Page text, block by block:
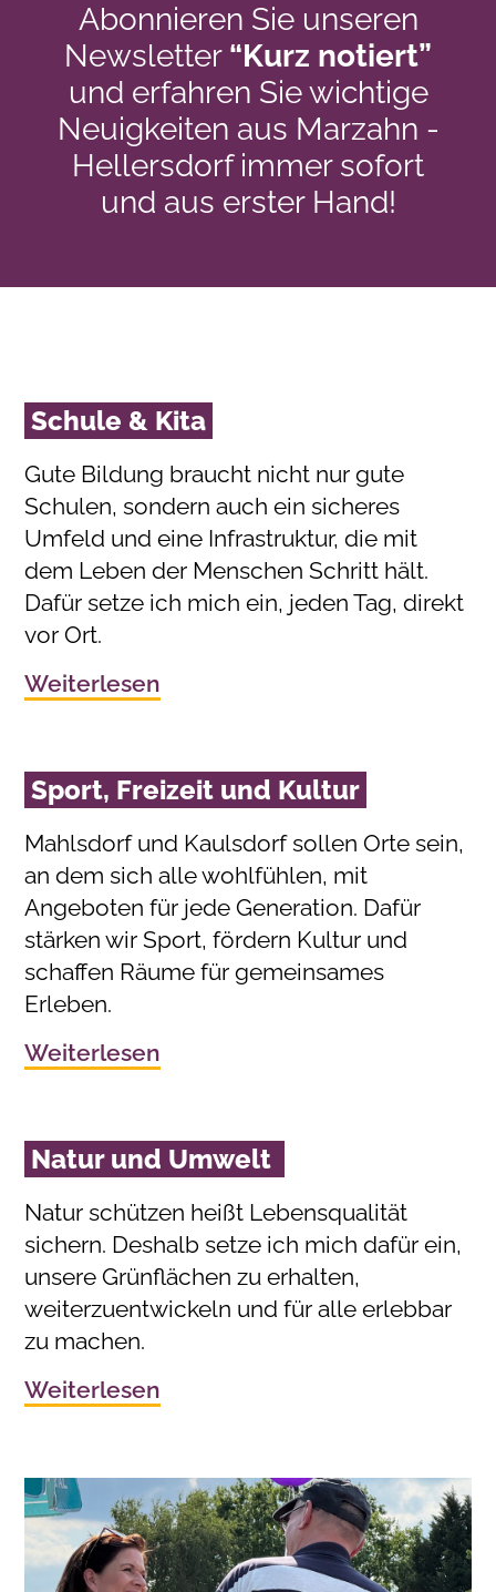
Abonnieren Sie unseren
Newsletter “Kurz notiert”
und erfahren Sie wichtige
Neuigkeiten aus Marzahn -
Hellersdorf immer sofort
und aus erster Hand!
Schule & Kita
Gute Bildung braucht nicht nur gute
Schulen, sondern auch ein sicheres
Umfeld und eine Infrastruktur, die mit
dem Leben der Menschen Schritt hält.
Dafür setze ich mich ein, jeden Tag, direkt
vor Ort.
Weiterlesen
Sport, Freizeit und Kultur
Mahlsdorf und Kaulsdorf sollen Orte sein,
an dem sich alle wohlfühlen, mit
Angeboten für jede Generation. Dafür
stärken wir Sport, fördern Kultur und
schaffen Räume für gemeinsames
Erleben.
Weiterlesen
Natur und Umwelt
Natur schützen heißt Lebensqualität
sichern. Deshalb setze ich mich dafür ein,
unsere Grünflächen zu erhalten,
weiterzuentwickeln und für alle erlebbar
zu machen.
Weiterlesen